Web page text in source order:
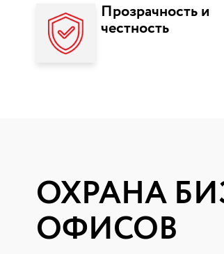
Прозрачность и
честность
ОХРАНА
ОФИСОВ